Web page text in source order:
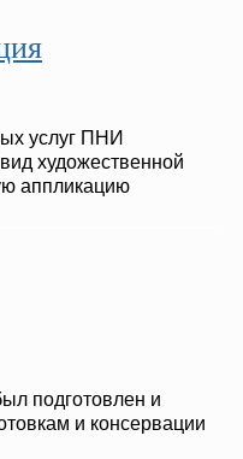
услуг ПНИ
художественной
аппликацию
подготовлен и
и консервации